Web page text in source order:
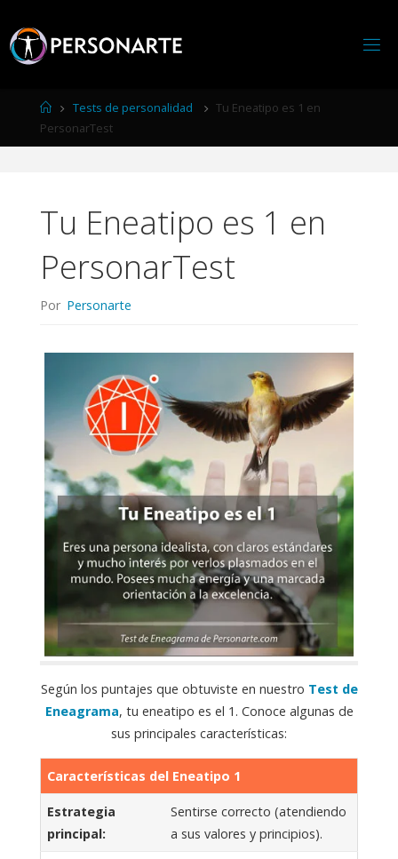
Página
de
Inicio
Tests de personalidad
Tu Eneatipo es 1 en
PersonarTest
Tu Eneatipo es 1 en
PersonarTest
Por Personarte
Según los puntajes que obtuviste en nuestro Test de
Eneagrama, tu eneatipo es el 1. Conoce algunas de
sus principales características:
Características del Eneatipo 1
Estrategia
principal:
Sentirse correcto (atendiendo
a sus valores y principios).